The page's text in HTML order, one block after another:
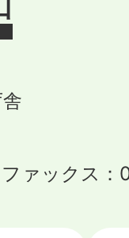
ァックス